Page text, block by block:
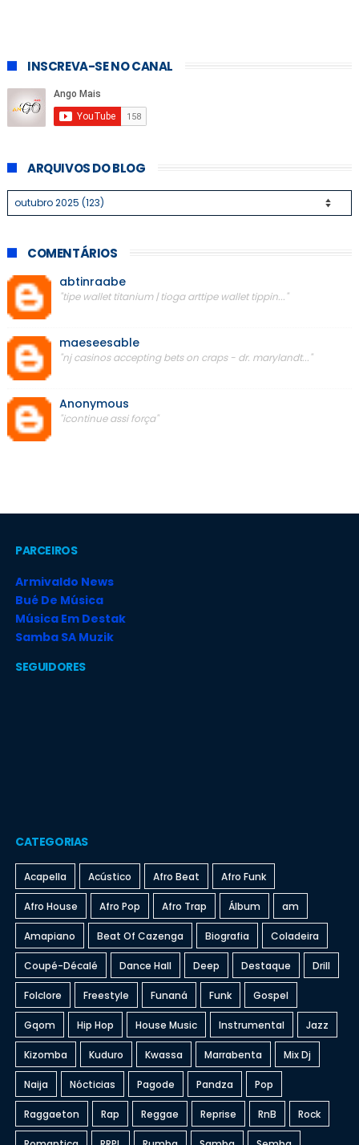
INSCREVA-SE NO CANAL
ARQUIVOS DO BLOG
COMENTÁRIOS
abtinraabe
"tipe wallet titanium | tioga arttipe wallet tippin..."
maeseesable
"nj casinos accepting bets on craps - dr. marylandt..."
Anonymous
"icontinue assi força"
PARCEIROS
Armivaldo News
Bué De Música
Música Em Destak
Samba SA Muzik
SEGUIDORES
CATEGORIAS
Acapella Acústico Afro Beat Afro Funk
Afro House Afro Pop Afro Trap Álbum am
Amapiano Beat Of Cazenga Biografia Coladeira
Coupé-Décalé Dance Hall Deep Destaque Drill
Folclore Freestyle Funaná Funk Gospel
Gqom Hip Hop House Music Instrumental Jazz
Kizomba Kuduro Kwassa Marrabenta Mix Dj
Naija Nócticias Pagode Pandza Pop
Raggaeton Rap Reggae Reprise RnB Rock